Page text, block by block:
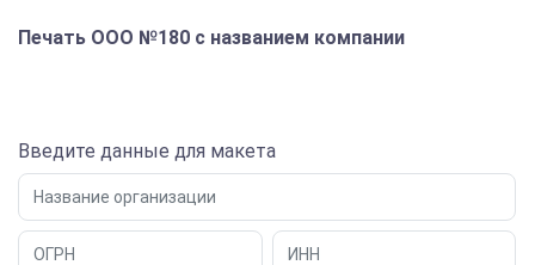
Печать ООО №180 с названием компании
Введите данные для макета